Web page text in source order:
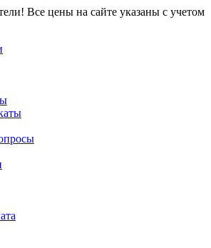
Все цены на сайте указаны с учетом